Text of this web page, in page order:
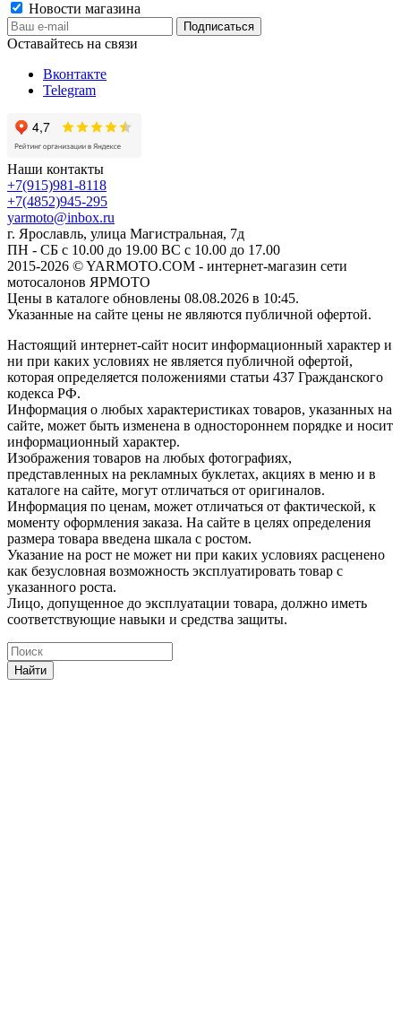
Новости магазина
Оставайтесь на связи
Вконтакте
Telegram
Наши контакты
+7(915)981-8118
+7(4852)945-295
yarmoto@inbox.ru
г. Ярославль, улица Магистральная, 7д
ПН - СБ с 10.00 до 19.00 ВС с 10.00 до 17.00
2015-2026 © YARMOTO.COM - интернет-магазин сети
мотосалонов ЯРМОТО
Цены в каталоге обновлены 08.08.2026 в 10:45.
Указанные на сайте цены не являются публичной офертой.
Настоящий интернет-сайт носит информационный характер и
ни при каких условиях не является публичной офертой,
которая определяется положениями статьи 437 Гражданского
кодекса РФ.
Информация о любых характеристиках товаров, указанных на
сайте, может быть изменена в одностороннем порядке и носит
информационный характер.
Изображения товаров на любых фотографиях,
представленных на рекламных буклетах, акциях в меню и в
каталоге на сайте, могут отличаться от оригиналов.
Информация по ценам, может отличаться от фактической, к
моменту оформления заказа. На сайте в целях определения
размера товара введена шкала с ростом.
Указание на рост не может ни при каких условиях расценено
как безусловная возможность эксплуатировать товар с
указанного роста.
Лицо, допущенное до эксплуатации товара, должно иметь
соответствующие навыки и средства защиты.
Найти